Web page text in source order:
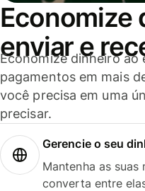
Economize
enviar e
Economize dinheiro ao
pagamentos em mais
você precisa em uma
precisar.
Gerencie o seu
Mantenha as
converta entre